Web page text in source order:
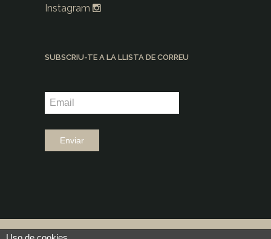
Instagram
SUBSCRIU-TE A LA LLISTA DE CORREU
©2026 |